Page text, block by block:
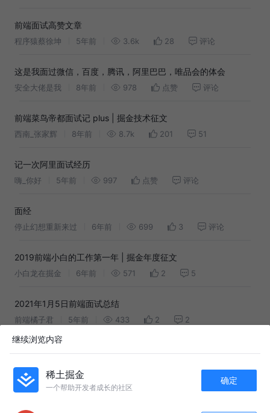
前端面试高赞文章
程序猿蔡徐坤 5年前 3.6k 28 评论
这是我面过微信，百度，腾讯，阿里巴巴，唯品会的体会
安全大佬是我 8年前 978 点赞 评论
前端菜鸟帝都面试记 plus | 掘金技术征文
西南_张家辉 8年前 8.7k 201 51
记一次阿里面试经历
嗨_你好 5年前 997 点赞 评论
面经
停止幻想重新来过 6年前 699 3 评论
2019前端小白的工作第一年 | 掘金年度征文
小白龙在掘金 6年前 571 2 5
2021年1月5日前端面试总结
前端橘子君 5年前 433 2 2
香菇油菜
继续浏览内容
稀土掘金
一个帮助开发者成长的社区
确定